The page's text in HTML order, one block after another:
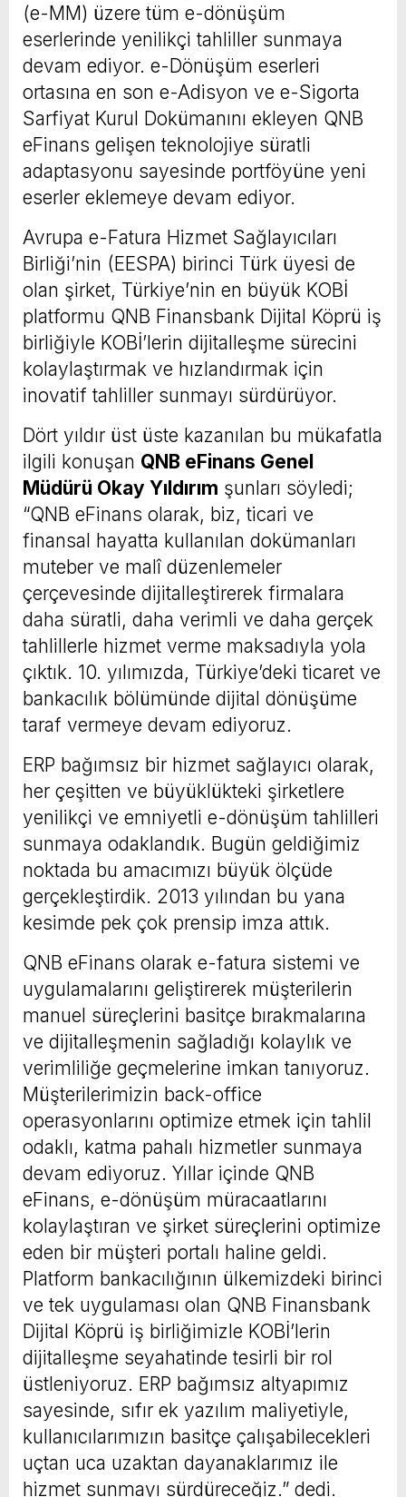
(e-MM) üzere tüm e-dönüşüm
eserlerinde yenilikçi tahliller sunmaya
devam ediyor. e-Dönüşüm eserleri
ortasına en son e-Adisyon ve e-Sigorta
Sarfiyat Kurul Dokümanını ekleyen QNB
eFinans gelişen teknolojiye süratli
adaptasyonu sayesinde portföyüne yeni
eserler eklemeye devam ediyor.
Avrupa e-Fatura Hizmet Sağlayıcıları
Birliği’nin (EESPA) birinci Türk üyesi de
olan şirket, Türkiye’nin en büyük KOBİ
platformu QNB Finansbank Dijital Köprü iş
birliğiyle KOBİ’lerin dijitalleşme sürecini
kolaylaştırmak ve hızlandırmak için
inovatif tahliller sunmayı sürdürüyor.
Dört yıldır üst üste kazanılan bu mükafatla
ilgili konuşan QNB eFinans Genel
Müdürü Okay Yıldırım şunları söyledi;
“QNB eFinans olarak, biz, ticari ve
finansal hayatta kullanılan dokümanları
muteber ve malî düzenlemeler
çerçevesinde dijitalleştirerek firmalara
daha süratli, daha verimli ve daha gerçek
tahlillerle hizmet verme maksadıyla yola
çıktık. 10. yılımızda, Türkiye’deki ticaret ve
bankacılık bölümünde dijital dönüşüme
taraf vermeye devam ediyoruz.
ERP bağımsız bir hizmet sağlayıcı olarak,
her çeşitten ve büyüklükteki şirketlere
yenilikçi ve emniyetli e-dönüşüm tahlilleri
sunmaya odaklandık. Bugün geldiğimiz
noktada bu amacımızı büyük ölçüde
gerçekleştirdik. 2013 yılından bu yana
kesimde pek çok prensip imza attık.
QNB eFinans olarak e-fatura sistemi ve
uygulamalarını geliştirerek müşterilerin
manuel süreçlerini basitçe bırakmalarına
ve dijitalleşmenin sağladığı kolaylık ve
verimliliğe geçmelerine imkan tanıyoruz.
Müşterilerimizin back-office
operasyonlarını optimize etmek için tahlil
odaklı, katma pahalı hizmetler sunmaya
devam ediyoruz. Yıllar içinde QNB
eFinans, e-dönüşüm müracaatlarını
kolaylaştıran ve şirket süreçlerini optimize
eden bir müşteri portalı haline geldi.
Platform bankacılığının ülkemizdeki birinci
ve tek uygulaması olan QNB Finansbank
Dijital Köprü iş birliğimizle KOBİ’lerin
dijitalleşme seyahatinde tesirli bir rol
üstleniyoruz. ERP bağımsız altyapımız
sayesinde, sıfır ek yazılım maliyetiyle,
kullanıcılarımızın basitçe çalışabilecekleri
uçtan uca uzaktan dayanaklarımız ile
hizmet sunmayı sürdüreceğiz.” dedi.